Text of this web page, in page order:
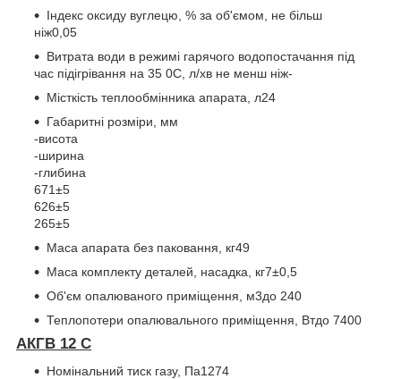
Індекс оксиду вуглецю, % за об'ємом, не більш
ніж0,05
Витрата води в режимі гарячого водопостачання під
час підігрівання на 35 0С, л/хв не менш ніж-
Місткість теплообмінника апарата, л24
Габаритні розміри, мм
-висота
-ширина
-глибина
671±5
626±5
265±5
Маса апарата без паковання, кг49
Маса комплекту деталей, насадка, кг7±0,5
Об'єм опалюваного приміщення, м3до 240
Теплопотери опалювального приміщення, Втдо 7400
АКГВ 12 С
Номінальний тиск газу, Па1274